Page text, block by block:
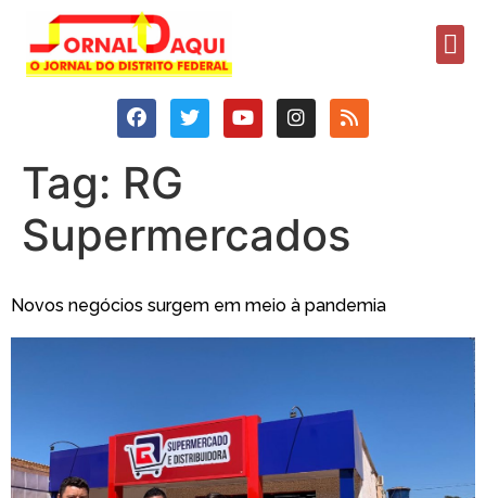
Tag: RG
Supermercados
Novos negócios surgem em meio à pandemia